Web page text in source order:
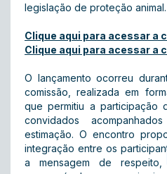
legislação de proteção animal.
Clique aqui para acessar a
Clique aqui para acessar a
O lançamento ocorreu
comissão, realizada em
que permitiu a participação
convidados
estimação. O encontro
integração entre os
a mensagem de